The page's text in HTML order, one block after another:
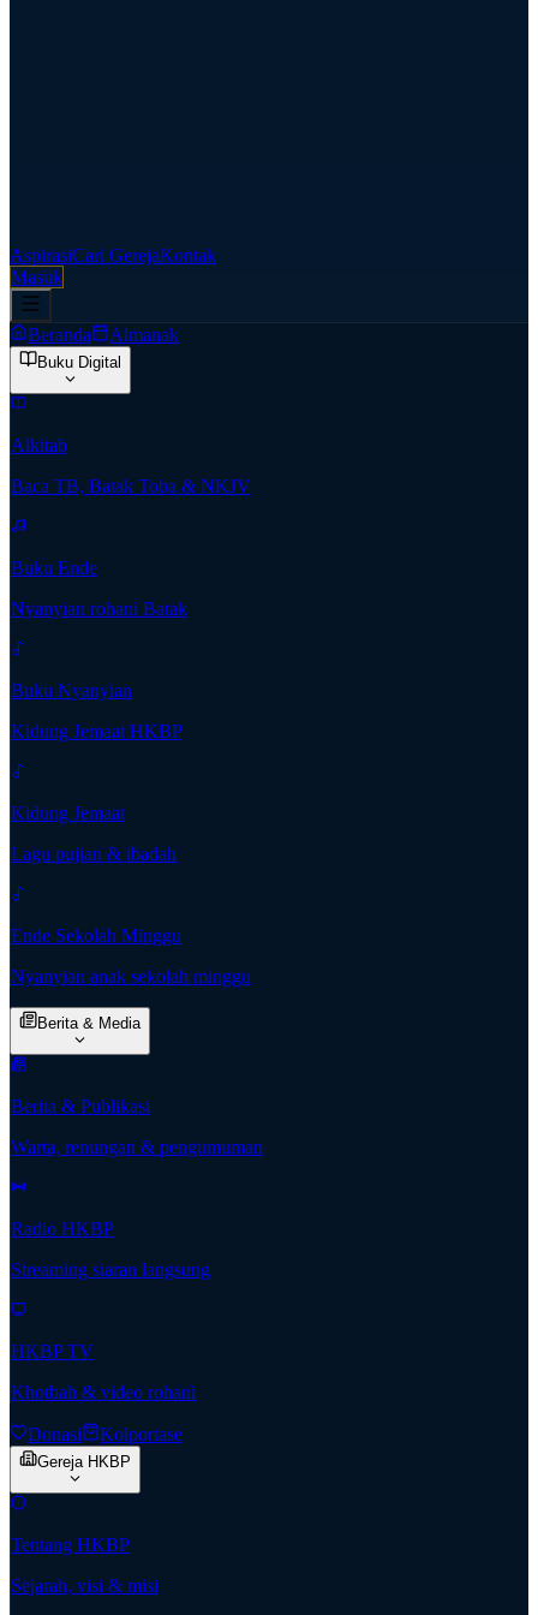
AspirasiCari GerejaKontak
Masuk
Beranda Almanak
Buku Digital
Alkitab
Baca TB, Batak Toba & NKJV
Buku Ende
Nyanyian rohani Batak
Buku Nyanyian
Kidung Jemaat HKBP
Kidung Jemaat
Lagu pujian & ibadah
Ende Sekolah Minggu
Nyanyian anak sekolah minggu
Berita & Media
Berita & Publikasi
Warta, renungan & pengumuman
Radio HKBP
Streaming siaran langsung
HKBP TV
Khotbah & video rohani
Donasi Kolportase
Gereja HKBP
Tentang HKBP
Sejarah, visi & misi